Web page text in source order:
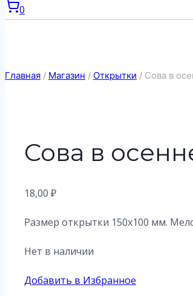
0
Главная / Магазин / Открытки / Сова в
Сова в
18,00 ₽
Размер открытки 150х100 мм.
Нет в наличии
Добавить в Избранное